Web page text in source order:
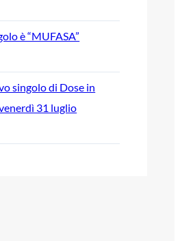
è “MUFASA”
singolo di Dose in
31 luglio